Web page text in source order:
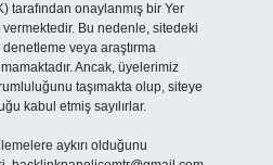
tarafından onaylanmış bir Yer
vermektedir. Bu nedenle, sitedeki
veya araştırma
Ancak, üyelerimiz
taşımakta olup, siteye
kabul etmiş sayılırlar.
aykırı olduğunu